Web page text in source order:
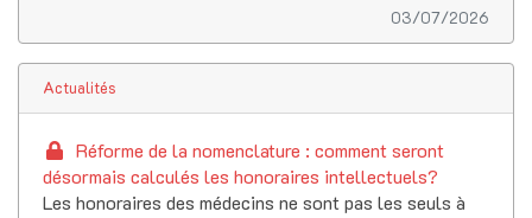
03/07/2026
Actualités
Réforme de la nomenclature : comment seront
désormais calculés les honoraires intellectuels?
Les honoraires des médecins ne sont pas les seuls à